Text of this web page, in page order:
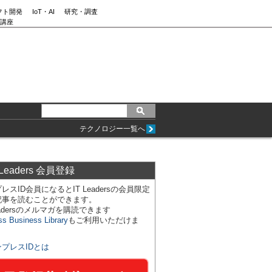
ト開発 IoT・AI
研究・調査
座
テクノロジー一覧へ
会員登録
スID会員になるとIT Leadersの会員限定
を読むことができます。
のメルマガを購読できます
Business Libraryもご利用いただけま
プレスIDとは